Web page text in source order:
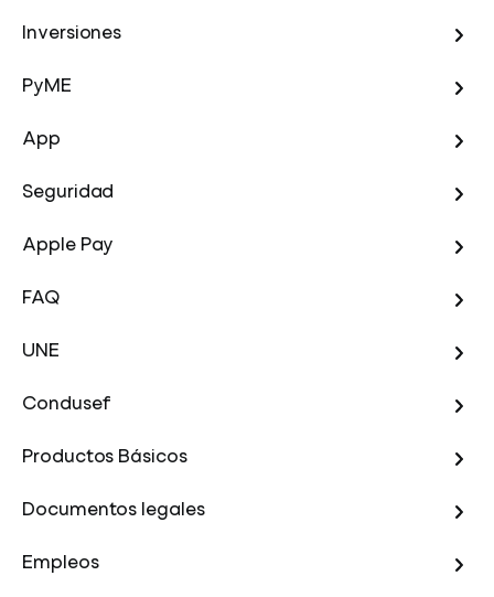
Inversiones
PyME
App
Seguridad
Apple Pay
FAQ
UNE
Condusef
Productos Básicos
Documentos legales
Empleos